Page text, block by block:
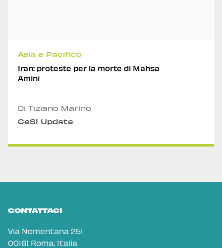
Asia e Pacifico
Iran: proteste per la morte di Mahsa
Amini
Di Tiziano Marino
CeSI Update
CONTATTACI
Via Nomentana 251
00161 Roma, Italia